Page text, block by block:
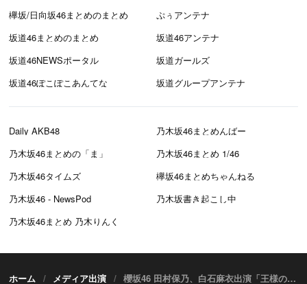
欅坂/日向坂46まとめのまとめ
ぷぅアンテナ
坂道46まとめのまとめ
坂道46アンテナ
坂道46NEWSポータル
坂道ガールズ
坂道46ぽこぽこあんてな
坂道グループアンテナ
Daily AKB48
乃木坂46まとめんばー
乃木坂46まとめの「ま」
乃木坂46まとめ 1/46
乃木坂46タイムズ
欅坂46まとめちゃんねる
乃木坂46 - NewsPod
乃木坂書き起こし中
乃木坂46まとめ 乃木りんく
ホーム メディア出演 櫻坂46 田村保乃、白石麻衣出演「王様のブランチ」【2024.10.26 9:30〜 TBS】